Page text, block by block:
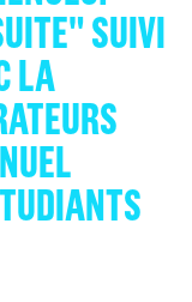
SUIVI
LA